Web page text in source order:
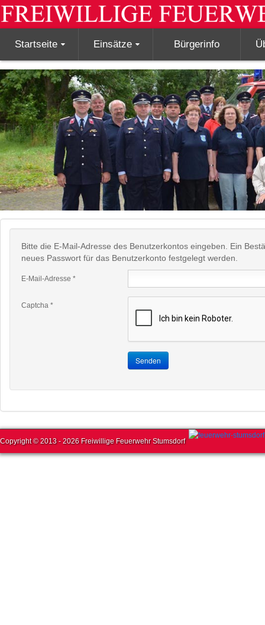
Startseite Einsätze Bürgerinfo
Bitte die E-Mail-Adresse des Benutzerkontos eingeben. Ein
neues Passwort für das Benutzerkonto festgelegt werden.
E-Mail-Adresse *
Captcha *
Senden
Copyright © 2013 - 2026 Freiwillige Feuerwehr Stumsdorf